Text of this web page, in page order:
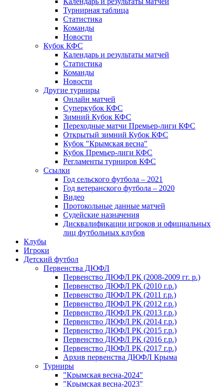
Турнирная таблица
Статистика
Команды
Новости
Кубок КФС
Календарь и результаты матчей
Статистика
Команды
Новости
Другие турниры
Онлайн матчей
Суперкубок КФС
Зимний Кубок КФС
Переходные матчи Премьер-лиги КФС
Открытый зимний Кубок КФС
Кубок "Крымская весна"
Кубок Премьер-лиги КФС
Регламенты турниров КФС
Ссылки
Год сельского футбола – 2021
Год ветеранского футбола – 2020
Видео
Протокольные данные матчей
Судейские назначения
Дисквалификации игроков и официальных
лиц футбольных клубов
Клубы
Игроки
Детский футбол
Первенства ДЮФЛ
Первенство ДЮФЛ РК (2008-2009 гг. р.)
Первенство ДЮФЛ РК (2010 г.р.)
Первенство ДЮФЛ РК (2011 г.р.)
Первенство ДЮФЛ РК (2012 г.р.)
Первенство ДЮФЛ РК (2013 г.р.)
Первенство ДЮФЛ РК (2014 г.р.)
Первенство ДЮФЛ РК (2015 г.р.)
Первенство ДЮФЛ РК (2016 г.р.)
Первенство ДЮФЛ РК (2017 г.р.)
Архив первенства ДЮФЛ Крыма
Турниры
"Крымская весна-2024"
"Крымская весна-2023"